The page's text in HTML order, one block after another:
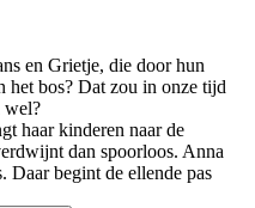
en Grietje, die door hun
het bos? Dat zou in onze tijd
wel?
haar kinderen naar de
dan spoorloos. Anna
Daar begint de ellende pas